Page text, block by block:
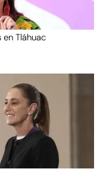
Tláhuac